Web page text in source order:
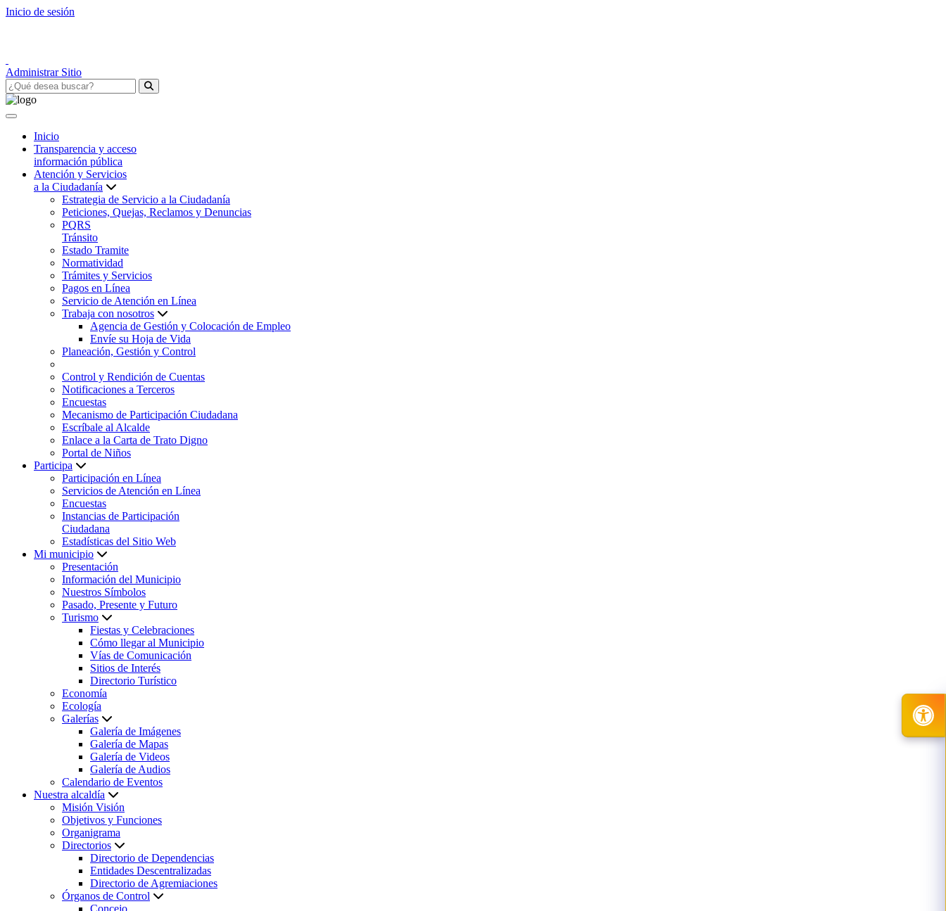
Inicio de sesión
Administrar Sitio
Inicio
Transparencia y acceso
información pública
Atención y Servicios
a la Ciudadanía
Estrategia de Servicio a la Ciudadanía
Peticiones, Quejas, Reclamos y Denuncias
PQRS
Tránsito
Estado Tramite
Normatividad
Trámites y Servicios
Pagos en Línea
Servicio de Atención en Línea
Trabaja con nosotros
Agencia de Gestión y Colocación de Empleo
Envíe su Hoja de Vida
Planeación, Gestión y Control
Control y Rendición de Cuentas
Notificaciones a Terceros
Encuestas
Mecanismo de Participación Ciudadana
Escríbale al Alcalde
Enlace a la Carta de Trato Digno
Portal de Niños
Participa
Participación en Línea
Servicios de Atención en Línea
Encuestas
Instancias de Participación
Ciudadana
Estadísticas del Sitio Web
Mi municipio
Presentación
Información del Municipio
Nuestros Símbolos
Pasado, Presente y Futuro
Turismo
Fiestas y Celebraciones
Cómo llegar al Municipio
Vías de Comunicación
Sitios de Interés
Directorio Turístico
Economía
Ecología
Galerías
Galería de Imágenes
Galería de Mapas
Galería de Videos
Galería de Audios
Calendario de Eventos
Nuestra alcaldía
Misión Visión
Objetivos y Funciones
Organigrama
Directorios
Directorio de Dependencias
Entidades Descentralizadas
Directorio de Agremiaciones
Órganos de Control
Concejo